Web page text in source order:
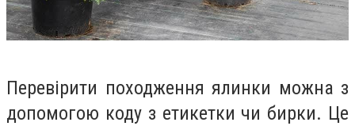
Перевірити походження ялинки можна з
допомогою коду з етикетки чи бирки. Це